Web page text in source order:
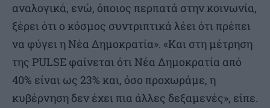
αναλογικά, ενώ, όποιος περπατά στην κοινωνία,
ξέρει ότι ο κόσμος συντριπτικά λέει ότι πρέπει
να φύγει η Νέα Δημοκρατία». «Και στη μέτρηση
της PULSE φαίνεται ότι Νέα Δημοκρατία από
40% είναι ως 23% και, όσο προχωράμε, η
κυβέρνηση δεν έχει πια άλλες δεξαμενές», είπε.